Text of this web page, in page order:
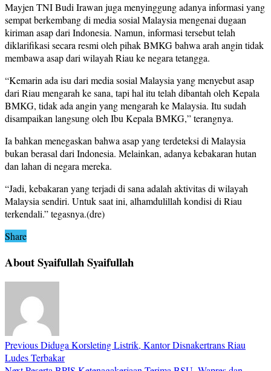
Mayjen TNI Budi Irawan juga menyinggung adanya informasi yang
sempat berkembang di media sosial Malaysia mengenai dugaan
kiriman asap dari Indonesia. Namun, informasi tersebut telah
diklarifikasi secara resmi oleh pihak BMKG bahwa arah angin tidak
membawa asap dari wilayah Riau ke negara tetangga.
“Kemarin ada isu dari media sosial Malaysia yang menyebut asap
dari Riau mengarah ke sana, tapi hal itu telah dibantah oleh Kepala
BMKG, tidak ada angin yang mengarah ke Malaysia. Itu sudah
disampaikan langsung oleh Ibu Kepala BMKG,” terangnya.
Ia bahkan menegaskan bahwa asap yang terdeteksi di Malaysia
bukan berasal dari Indonesia. Melainkan, adanya kebakaran hutan
dan lahan di negara mereka.
“Jadi, kebakaran yang terjadi di sana adalah aktivitas di wilayah
Malaysia sendiri. Untuk saat ini, alhamdulillah kondisi di Riau
terkendali.” tegasnya.(dre)
Share
About Syaifullah Syaifullah
PreviousDiduga Korsleting Listrik, Kantor Disnakertrans Riau
Ludes Terbakar